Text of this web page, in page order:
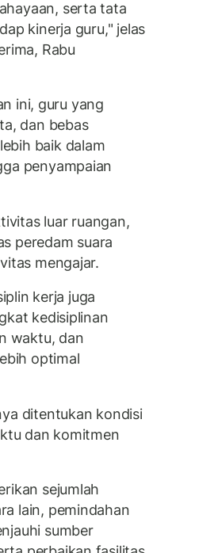
serta tata
kinerja guru," jelas
Rabu
ini, guru yang
dan bebas
baik dalam
penyampaian
luar ruangan,
peredam suara
mengajar.
kerja juga
kedisiplinan
waktu, dan
optimal
ditentukan kondisi
dan komitmen
sejumlah
lain, pemindahan
sumber